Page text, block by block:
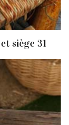
siège 31